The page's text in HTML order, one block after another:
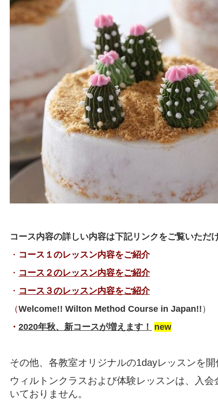
コース内容の詳しい内容は下記リンクをご覧いただ
・ コース１のレッスン内容をご紹介
・ コース２のレッスン内容をご紹介
・ コース３のレッスン内容をご紹介
（Welcome!! Wilton Method Course in Japan!! ）
・ 2020年秋、新コースが増えます！ new
その他、各教室オリジナルの1dayレッスンを
ウィルトンクラスおよび体験レッスンは、入
いておりません。